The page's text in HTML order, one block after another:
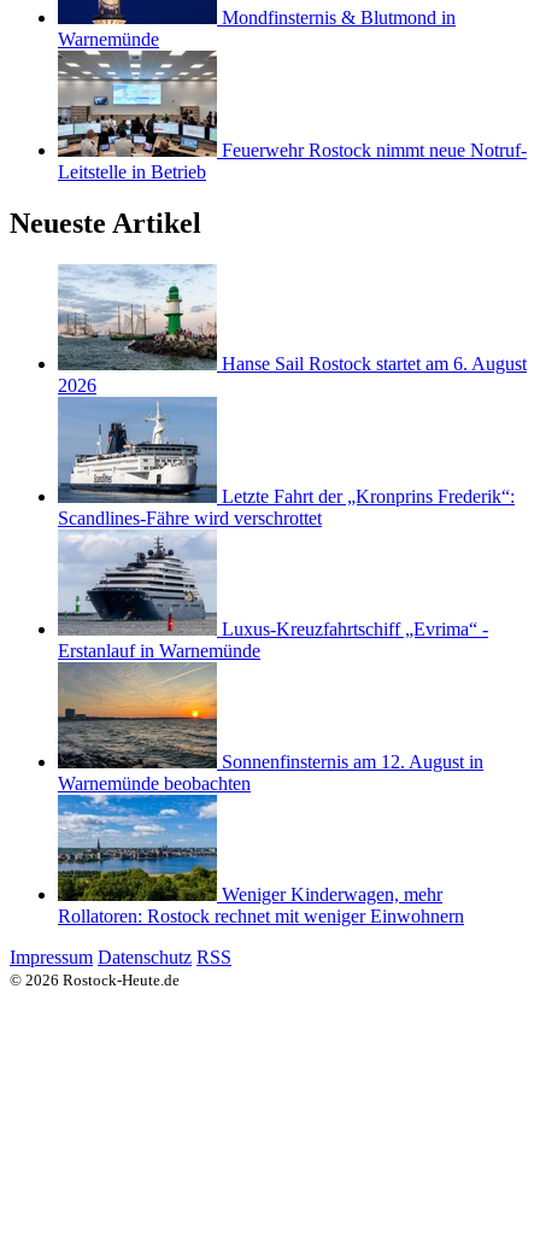
Mondfinsternis & Blutmond in
Warnemünde
Feuerwehr Rostock nimmt neue Notruf-
Leitstelle in Betrieb
Neueste Artikel
Hanse Sail Rostock startet am 6. August
2026
Letzte Fahrt der „Kronprins Frederik“:
Scandlines-Fähre wird verschrottet
Luxus-Kreuzfahrtschiff „Evrima“ -
Erstanlauf in Warnemünde
Sonnenfinsternis am 12. August in
Warnemünde beobachten
Weniger Kinderwagen, mehr
Rollatoren: Rostock rechnet mit weniger Einwohnern
Impressum Datenschutz RSS
© 2026 Rostock-Heute.de